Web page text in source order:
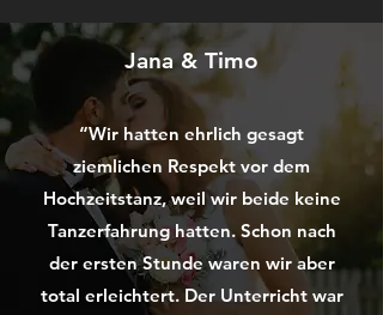
Jana & Timo
“Wir hatten ehrlich gesagt
ziemlichen Respekt vor dem
Hochzeitstanz, weil wir beide keine
Tanzerfahrung hatten. Schon nach
der ersten Stunde waren wir aber
total erleichtert. Der Unterricht war